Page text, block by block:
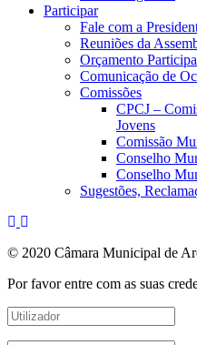
Participar
Fale com a
Reuniões da
Orçamento
Comunicação de
Comissões
CPCJ –
Jovens
Comissão
Conselho
Conselho
Sugestões,
© 2020 Câmara Municipal de
Por favor entre com as suas